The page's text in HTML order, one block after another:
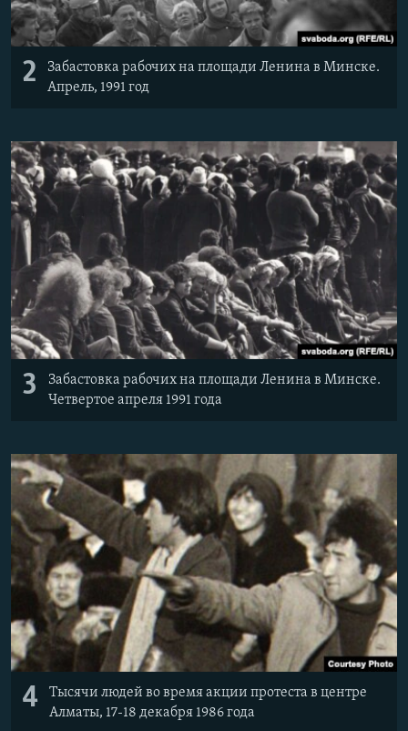
2
Забастовка рабочих на площади Ленина в Минске.
Апрель, 1991 год
3
Забастовка рабочих на площади Ленина в Минске.
Четвертое апреля 1991 года
4
Тысячи людей во время акции протеста в центре
Алматы, 17-18 декабря 1986 года